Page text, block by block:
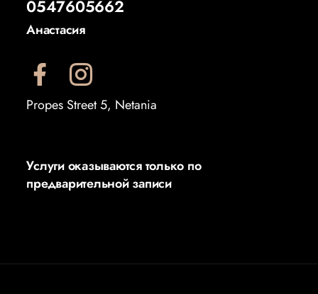
0547605662
Анастасия
Propes Street 5, Netania
Услуги оказываются только по
предварительной записи